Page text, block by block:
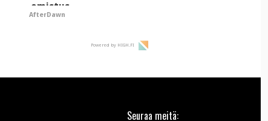
omistus
AfterDawn
Powered by HIGH.FI
Seuraa meitä: